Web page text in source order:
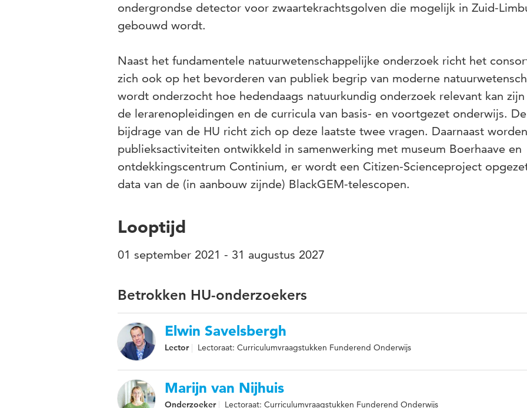
ondergrondse detector voor zwaartekrachtsgolven die mogelijk in Zuid-
gebouwd wordt.
Naast het fundamentele natuurwetenschappelijke onderzoek richt het
zich ook op het bevorderen van publiek begrip van moderne
wordt onderzocht hoe hedendaags natuurkundig onderzoek relevant kan
de lerarenopleidingen en de curricula van basis- en voortgezet onderwijs. De
bijdrage van de HU richt zich op deze laatste twee vragen. Daarnaast
publieksactiviteiten ontwikkeld in samenwerking met museum Boerhaave en
ontdekkingscentrum Continium, er wordt een Citizen-Scienceproject
data van de (in aanbouw zijnde) BlackGEM-telescopen.
Looptijd
01 september 2021 - 31 augustus 2027
Betrokken HU-onderzoekers
Elwin Savelsbergh
Lector Lectoraat: Curriculumvraagstukken Funderend Onderwijs
Marijn van Nijhuis
Onderzoeker Lectoraat: Curriculumvraagstukken Funderend Onderwijs